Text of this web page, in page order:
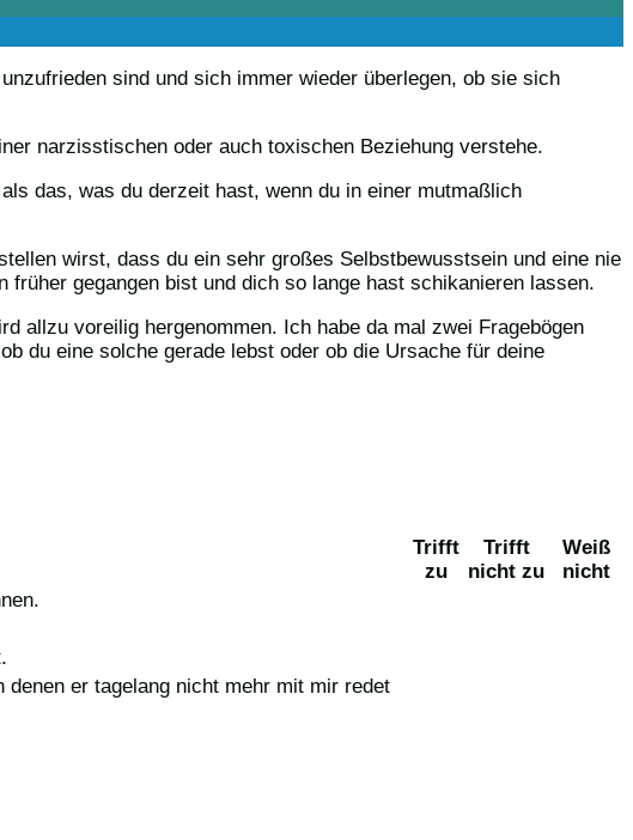
sind und sich immer wieder überlegen, ob sie sich
narzisstischen oder auch toxischen Beziehung verstehe.
das, was du derzeit hast, wenn du in einer mutmaßlich
wirst, dass du ein sehr großes Selbstbewusstsein und eine nie
gegangen bist und dich so lange hast schikanieren lassen.
allzu voreilig hergenommen. Ich habe da mal zwei Fragebögen
du eine solche gerade lebst oder ob die Ursache für deine
Trifft
zu
Trifft
nicht zu
Weiß
nicht
er tagelang nicht mehr mit mir redet